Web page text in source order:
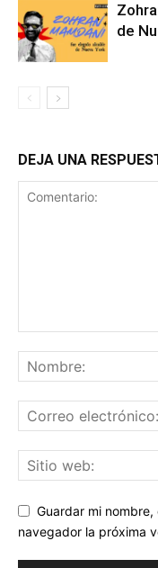
de
DEJA UNA
Guardar mi
navegador la próxima